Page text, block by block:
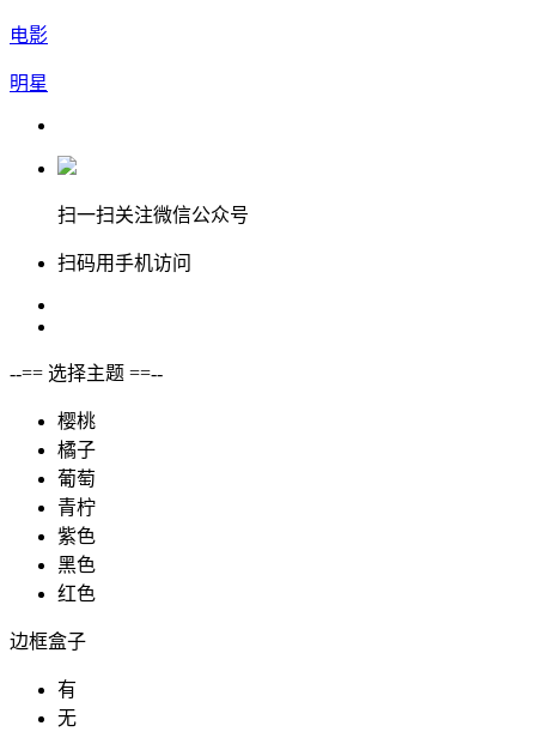
电影
明星
扫一扫关注微信公众号
扫码用手机访问
--== 选择主题 ==--
樱桃
橘子
葡萄
青柠
紫色
黑色
红色
边框盒子
有
无